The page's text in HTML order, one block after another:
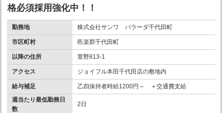
格必須採用強化中！！
勤務地 株式会社サンワ パラーダ千代田町
市区町村 邑楽郡千代田町
以降の住所 萱野813-1
アクセス ジョイフル本田千代田店の敷地内
給与補足
乙四保持者時給1200円～ ＋交通費支給
週当たり最低勤務日
数
2日